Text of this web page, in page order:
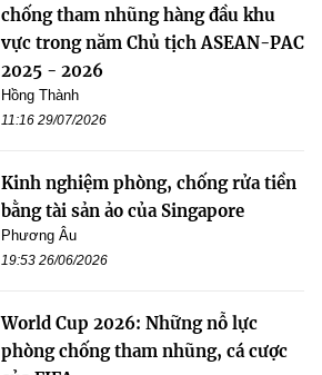
chống tham nhũng hàng đầu khu
vực trong năm Chủ tịch ASEAN-PAC
2025 - 2026
Hồng Thành
11:16 29/07/2026
Kinh nghiệm phòng, chống rửa tiền
bằng tài sản ảo của Singapore
Phương Âu
19:53 26/06/2026
World Cup 2026: Những nỗ lực
phòng chống tham nhũng, cá cược